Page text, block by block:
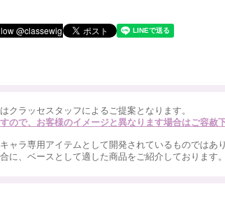
クラッセスタッフによるご提案となります。
ので、お客様のイメージと異なります場合はご容赦下
ャラ専用アイテムとして開発されているものではあり
に、ベースとして適した商品をご紹介しております。